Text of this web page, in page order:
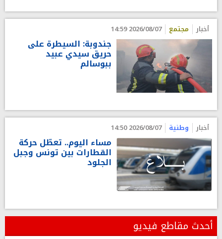
أخبار مجتمع 2026/08/07 14:59
جندوبة: السيطرة على
حريق سيدي عبيد
ببوسالم
أخبار وطنية 2026/08/07 14:50
مساء اليوم.. تعطّل حركة
القطارات بين تونس وجبل
الجلود
أحدث مقاطع فيديو